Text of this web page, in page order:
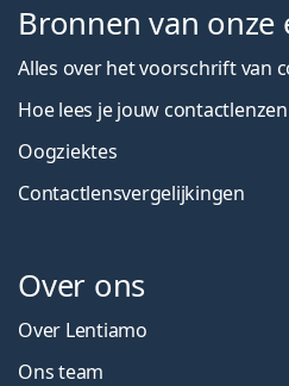
Bronnen van onze
Alles over het voorschrift van
Hoe lees je jouw
Oogziektes
Contactlensvergelijkingen
Over ons
Over Lentiamo
Ons team